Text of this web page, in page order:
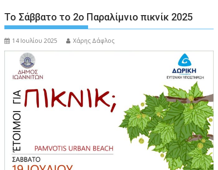
Το Σάββατο το 2ο Παραλίμνιο πικνίκ 2025
14 Ιουλίου 2025 Χάρης Δάφλος